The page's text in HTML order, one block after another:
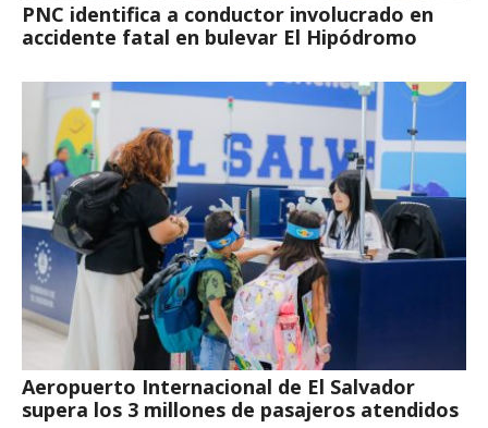
PNC identifica a conductor involucrado en
accidente fatal en bulevar El Hipódromo
Aeropuerto Internacional de El Salvador
supera los 3 millones de pasajeros atendidos